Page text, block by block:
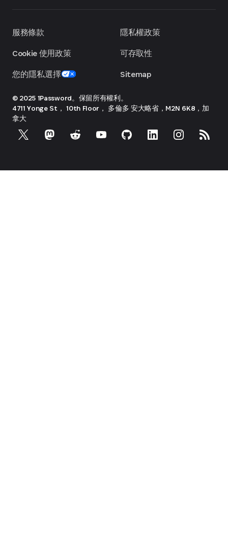
服務條款
Cookie 使用政策
您的隱私選擇
隱私權政策
可存取性
Sitemap
© 2025 1Password。保留所有權利。
4711 Yonge St， 10th Floor， 多倫多 安大略省，M2N 6K8，加
拿大